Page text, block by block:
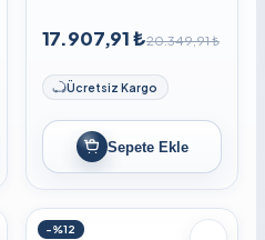
17.907,91 ₺20.349,91 ₺
Ücretsiz Kargo
Sepete Ekle
-%12